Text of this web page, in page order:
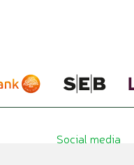
Social media